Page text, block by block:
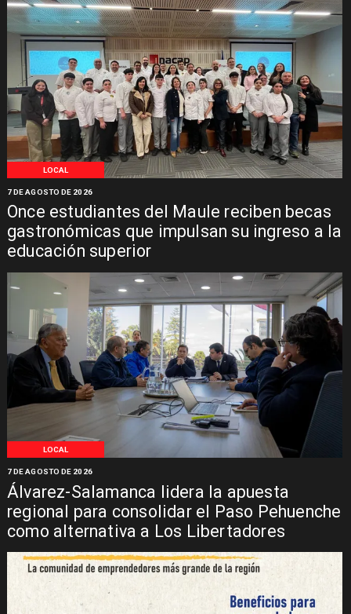
LOCAL
Once estudiantes del Maule reciben becas
gastronómicas que impulsan su ingreso a la
educación superior
7 DE AGOSTO DE 2026
LOCAL
Álvarez-Salamanca lidera la apuesta
regional para consolidar el Paso Pehuenche
como alternativa a Los Libertadores
7 DE AGOSTO DE 2026